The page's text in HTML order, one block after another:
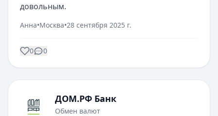
довольным.
Анна•Москва•28 сентября 2025 г.
0 0
ДОМ.РФ Банк
Обмен валют